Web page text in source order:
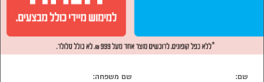
שם: שם משפחה: